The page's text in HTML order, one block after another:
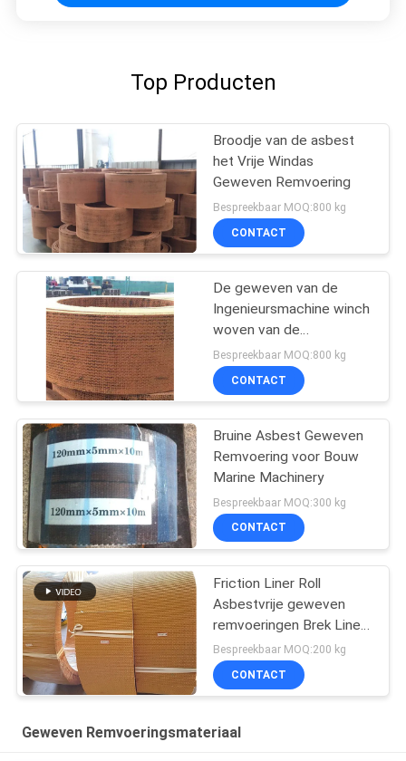
Top Producten
Broodje van de asbest
het Vrije Windas
Geweven Remvoering
Bespreekbaar MOQ:800 kg
CONTACT
De geweven van de
Ingenieursmachine winch
woven van de
Broodjesvoering Band
van de de Remvoerings
Materiële Rem
Bespreekbaar MOQ:800 kg
CONTACT
Bruine Asbest Geweven
Remvoering voor Bouw
Marine Machinery
Bespreekbaar MOQ:300 kg
CONTACT
Friction Liner Roll
Asbestvrije geweven
remvoeringen Brek Liner
Roll Friction Roll
Bespreekbaar MOQ:200 kg
CONTACT
Geweven Remvoeringsmateriaal